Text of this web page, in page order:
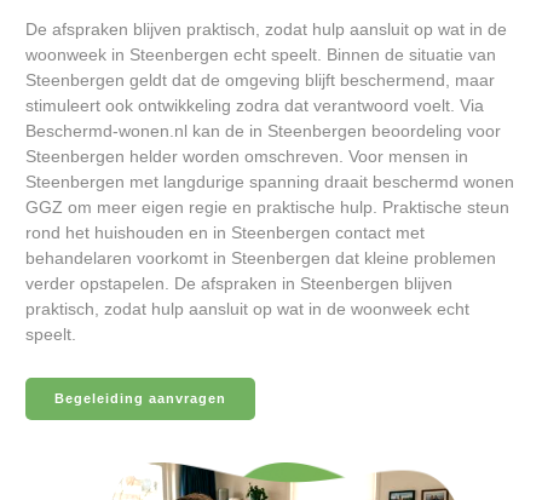
De afspraken blijven praktisch, zodat hulp aansluit op wat in de
woonweek in Steenbergen echt speelt. Binnen de situatie van
Steenbergen geldt dat de omgeving blijft beschermend, maar
stimuleert ook ontwikkeling zodra dat verantwoord voelt. Via
Beschermd-wonen.nl kan de in Steenbergen beoordeling voor
Steenbergen helder worden omschreven. Voor mensen in
Steenbergen met langdurige spanning draait beschermd wonen
GGZ om meer eigen regie en praktische hulp. Praktische steun
rond het huishouden en in Steenbergen contact met
behandelaren voorkomt in Steenbergen dat kleine problemen
verder opstapelen. De afspraken in Steenbergen blijven
praktisch, zodat hulp aansluit op wat in de woonweek echt
speelt.
Begeleiding aanvragen